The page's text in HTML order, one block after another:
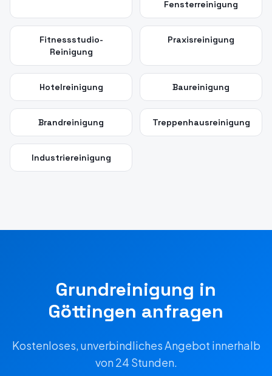
Fensterreinigung
Fitnessstudio-
Reinigung
Praxisreinigung
Hotelreinigung Baureinigung
Brandreinigung Treppenhausreinigung
Industriereinigung
Grundreinigung in
Göttingen anfragen
Kostenloses, unverbindliches Angebot innerhalb
von 24 Stunden.